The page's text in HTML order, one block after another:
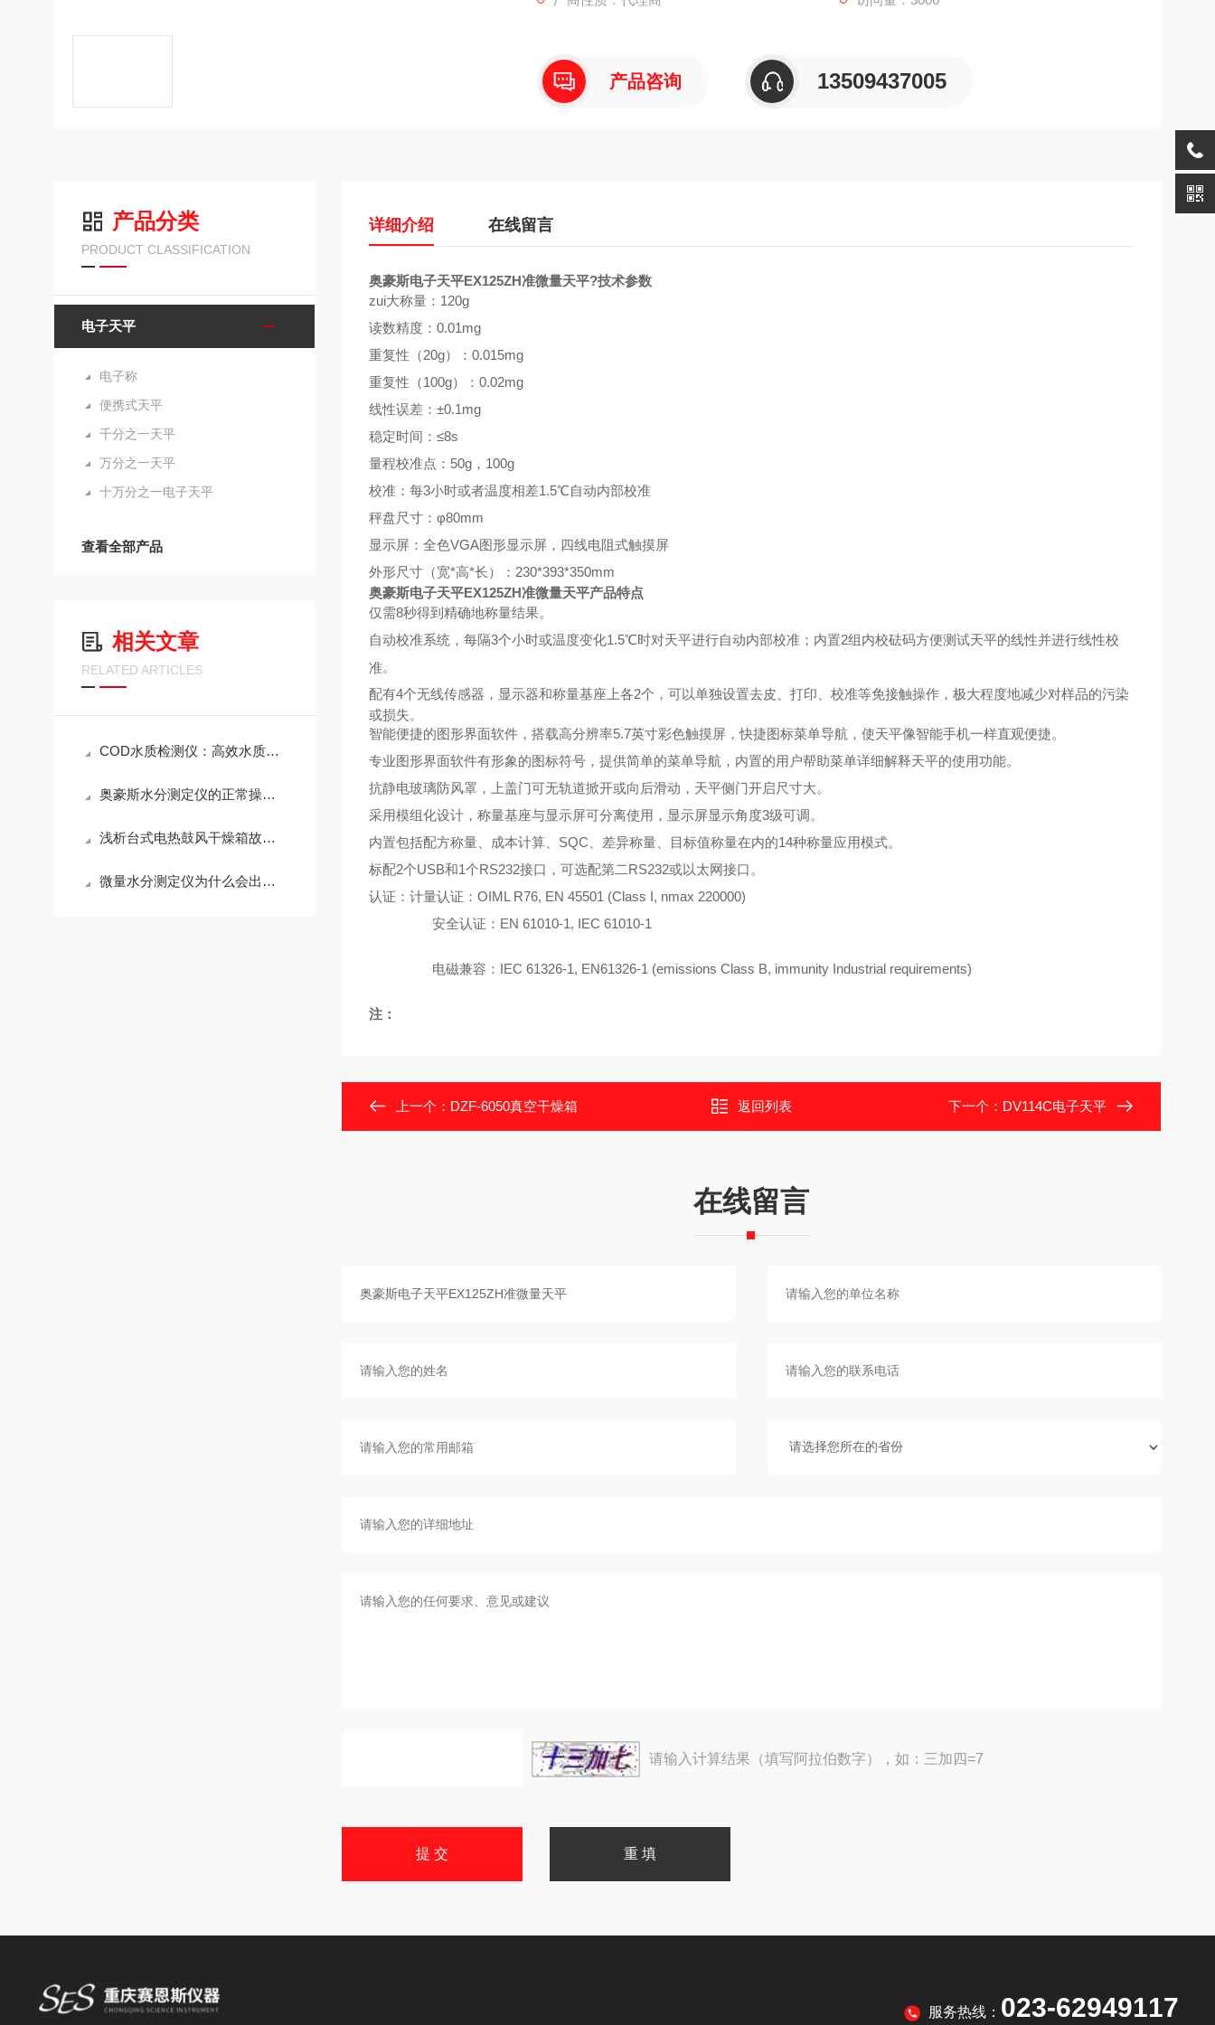
产品咨询 13509437005
产品分类
PRODUCT CLASSIFICATION
电子天平
电子称
便携式天平
千分之一天平
万分之一天平
十万分之一电子天平
查看全部产品
相关文章
RELATED ARTICLES
COD水质检测仪：高效水质监测解决方案
奥豪斯水分测定仪的正常操作步骤
浅析台式电热鼓风干燥箱故障解决方案
微量水分测定仪为什么会出现测量结果不准确的情况
详细介绍 在线留言
奥豪斯电子天平EX125ZH准微量天平?技术参数
zui大称量： 120g
读数精度： 0.01mg
重复性（20g）： 0.015mg
重复性（100g）： 0.02mg
线性误差：±0.1mg
稳定时间： ≤8s
量程校准点： 50g， 100g
校准：每3小时或者温度相差1.5℃自动内部校准
秤盘尺寸： φ80mm
显示屏：全色VGA图形显示屏，四线电阻式触摸屏
外形尺寸（宽*高*长）：230*393*350mm
奥豪斯电子天平EX125ZH准微量天平产品特点
仅需8秒得到精确地称量结果。
自动校准系统，每隔3个小时或温度变化1.5℃时对天平进行自动内部校准；内置2组内校砝码方便测试天平的线性并进行线性校
准。
配有4个无线传感器，显示器和称量基座上各2个，可以单独设置去皮、打印、校准等免接触操作，极大程度地减少对样品的污染
或损失。
智能便捷的图形界面软件，搭载高分辨率5.7英寸彩色触摸屏，快捷图标菜单导航，使天平像智能手机一样直观便捷。
专业图形界面软件有形象的图标符号，提供简单的菜单导航，内置的用户帮助菜单详细解释天平的使用功能。
抗静电玻璃防风罩，上盖门可无轨道掀开或向后滑动，天平侧门开启尺寸大。
采用模组化设计，称量基座与显示屏可分离使用，显示屏显示角度3级可调。
内置包括配方称量、成本计算、SQC、差异称量、目标值称量在内的14种称量应用模式。
标配2个USB和1个RS232接口，可选配第二RS232或以太网接口。
认证：计量认证：OIML R76, EN 45501 (Class I, nmax 220000)
安全认证：EN 61010-1, IEC 61010-1
电磁兼容：IEC 61326-1, EN61326-1 (emissions Class B, immunity Industrial requirements)
注：
上一个： DZF-6050真空干燥箱 返回列表 下一个： DV114C电子天平
在线留言
请输入计算结果（填写阿拉伯数字），如：三加四=7
服务热线： 023-62949117